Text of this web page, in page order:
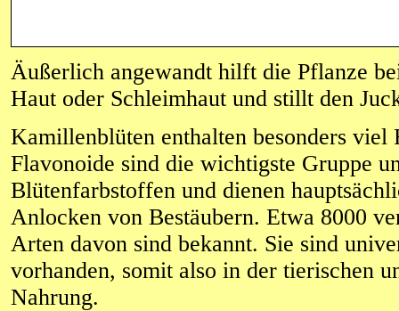
Äußerlich angewandt hilft die Pflanze
Haut oder Schleimhaut und stillt den
Kamillenblüten enthalten besonders viel
Flavonoide sind die wichtigste Gruppe
Blütenfarbstoffen und dienen
Anlocken von Bestäubern. Etwa 8000
Arten davon sind bekannt. Sie sind
vorhanden, somit also in der tierischen
Nahrung.